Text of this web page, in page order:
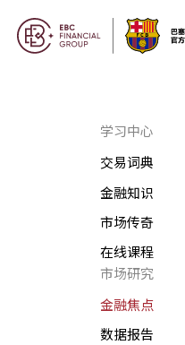
学习中心
交易词典
金融知识
市场传奇
在线课程
市场研究
金融焦点
数据报告